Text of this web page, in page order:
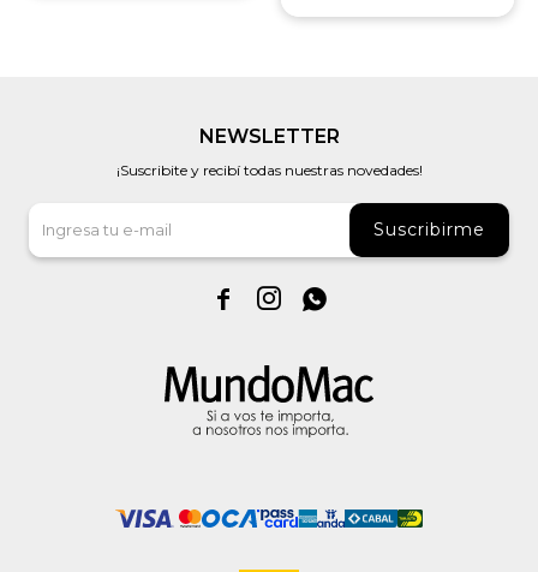
NEWSLETTER
¡Suscribite y recibí todas nuestras novedades!
Suscribirme
  